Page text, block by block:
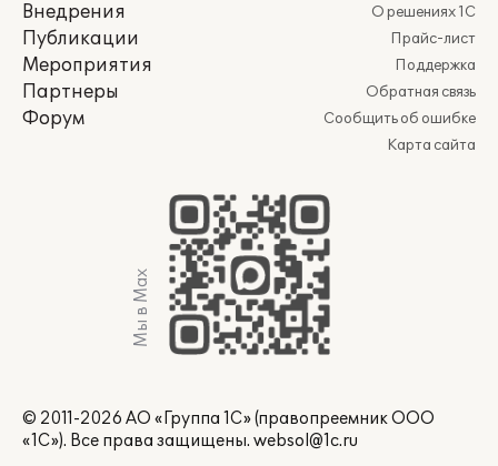
Внедрения
Публикации
Мероприятия
Партнеры
Форум
О решениях 1С
Прайс-лист
Поддержка
Обратная связь
Сообщить об ошибке
Карта сайта
Мы в Max
© 2011-2026 АО «Группа 1С» (правопреемник ООО
«1С»). Все права защищены. websol@1c.ru